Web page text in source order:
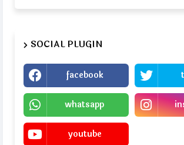
SOCIAL PLUGIN
facebook
whatsapp
youtube